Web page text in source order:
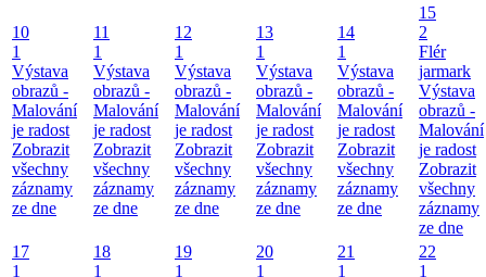
10
1
Výstava
obrazů -
Malování
je radost
Zobrazit
všechny
záznamy
ze dne
11
1
Výstava
obrazů -
Malování
je radost
Zobrazit
všechny
záznamy
ze dne
12
1
Výstava
obrazů -
Malování
je radost
Zobrazit
všechny
záznamy
ze dne
13
1
Výstava
obrazů -
Malování
je radost
Zobrazit
všechny
záznamy
ze dne
14
1
Výstava
obrazů -
Malování
je radost
Zobrazit
všechny
záznamy
ze dne
15
2
Flér
jarmark
Výstava
obrazů -
Malování
je radost
Zobrazit
všechny
záznamy
ze dne
17
1
18
1
19
1
20
1
21
1
22
1